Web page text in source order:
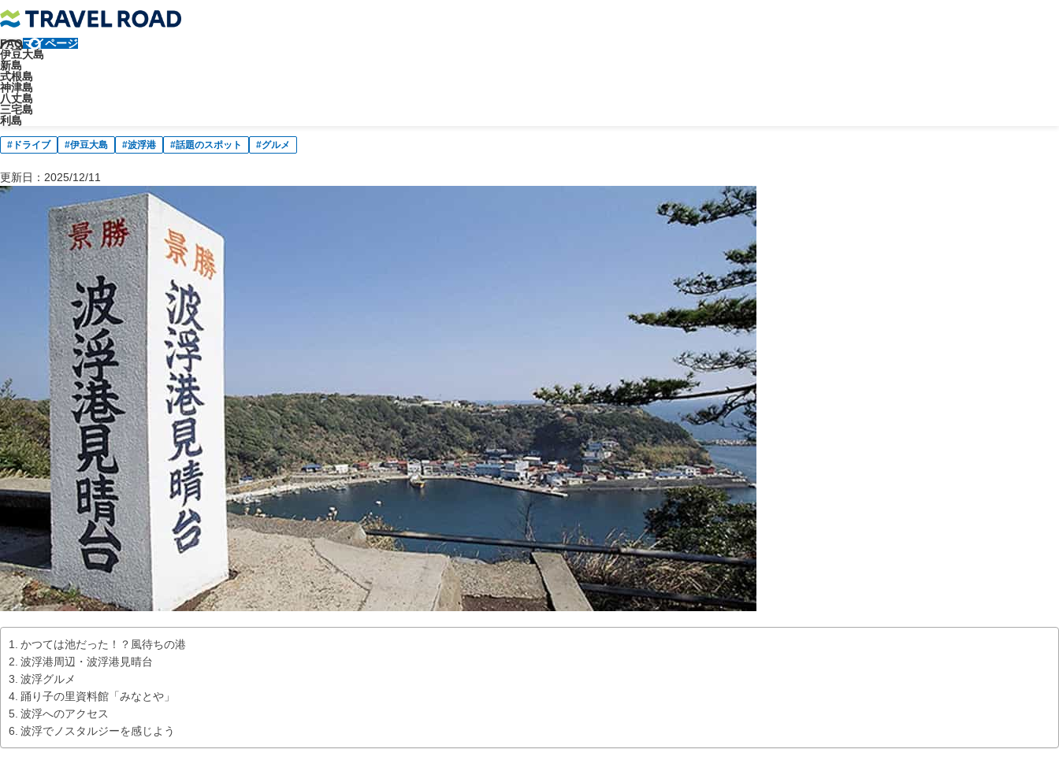
FAQマイページ
伊豆大島
新島
式根島
神津島
八丈島
三宅島
利島
トラベルロード
伊豆大島
【ノスタルジー】風待ちの港 伊豆大島波浮で歴史とグルメ旅
ドライブ 伊豆大島 波浮港 話題のスポット グルメ
更新日： 2025/12/11
かつては池だった！？風待ちの港
波浮港周辺・波浮港見晴台
波浮グルメ
踊り子の里資料館「みなとや」
波浮へのアクセス
波浮でノスタルジーを感じよう